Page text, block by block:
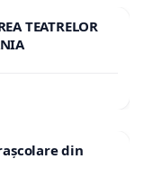
TEATRELOR
din